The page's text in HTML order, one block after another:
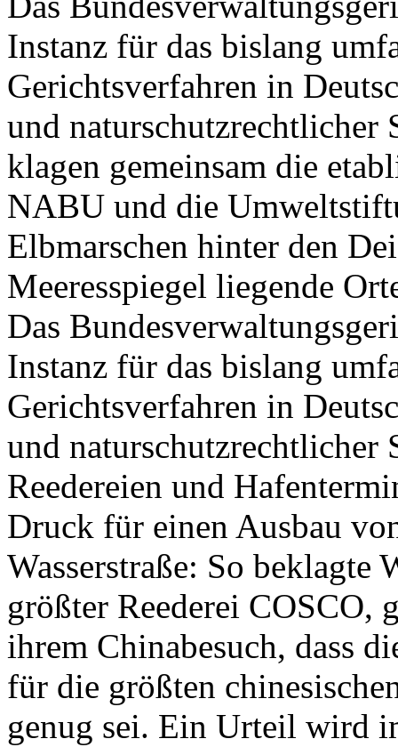
Instanz für das bislang
Gerichtsverfahren in
und naturschutzrechtlicher
klagen gemeinsam die
NABU und die
Elbmarschen hinter den
Meeresspiegel liegende
Das
Instanz für das bislang
Gerichtsverfahren in
und naturschutzrechtlicher
Reedereien und
Druck für einen Ausbau
Wasserstraße: So beklagte
größter Reederei COSCO,
ihrem Chinabesuch, dass
für die größten
genug sei. Ein Urteil wird